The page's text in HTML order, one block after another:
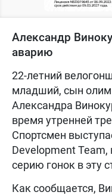
Александр
аварию
22-летний
младший, сын
Александра
время утренней
Спортсмен
Development Team,
серию гонок в эту
Как сообщается,